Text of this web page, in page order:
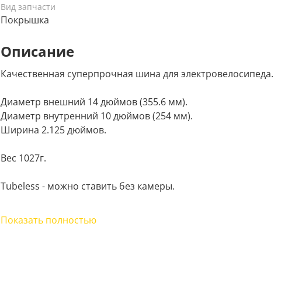
Вид запчасти
Покрышка
Описание
Качественная суперпрочная шина для электровелосипеда.
Диаметр внешний 14 дюймов (355.6 мм).
Диаметр внутренний 10 дюймов (254 мм).
Ширина 2.125 дюймов.
Вес 1027г.
Tubeless - можно ставить без камеры.
Подходит для электровелосипедов:
Показать полностью